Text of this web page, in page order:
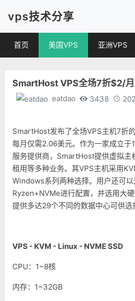
vps技术分享
首页 美国VPS 亚洲VPS
SmartHost VPS全场7折$2/月
eatdao 3438
SmartHost发布了全场VPS主机7折
每月仅需2.06美元。作为一家成立于
服务提供商，SmartHost提供虚拟主
租用等多种业务。其VPS主机采用
Windows系列两种选择。用户还可
Ryzen+NVMe进行配置，并选用大
提供多达29个不同的数据中心可供选
VPS - KVM - Linux - NVME SSD
CPU：1~8核
内存：1~32GB